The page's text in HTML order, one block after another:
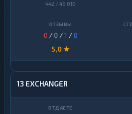
442 / 46 010
0 / 0 /1 /0
5,0 ★
13 EXCHANGER